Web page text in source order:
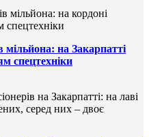
мільйона: на Закарпатті
спецтехніки